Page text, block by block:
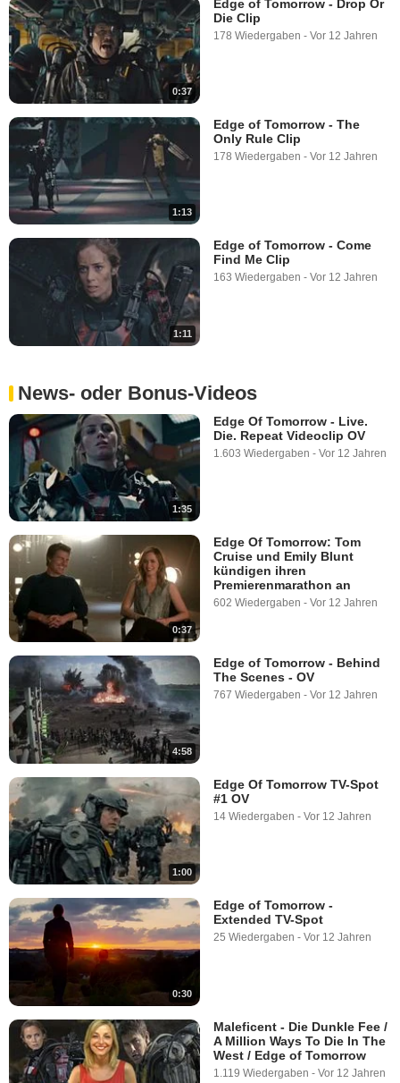
2:00
0:37
Edge of Tomorrow - Drop Or
Die Clip
178 Wiedergaben - Vor 12 Jahren
1:13
Edge of Tomorrow - The
Only Rule Clip
178 Wiedergaben - Vor 12 Jahren
1:11
Edge of Tomorrow - Come
Find Me Clip
163 Wiedergaben - Vor 12 Jahren
News- oder Bonus-Videos
1:35
Edge Of Tomorrow - Live.
Die. Repeat Videoclip OV
1.603 Wiedergaben - Vor 12 Jahren
0:37
Edge Of Tomorrow: Tom
Cruise und Emily Blunt
kündigen ihren
Premierenmarathon an
602 Wiedergaben - Vor 12 Jahren
4:58
Edge of Tomorrow - Behind
The Scenes - OV
767 Wiedergaben - Vor 12 Jahren
1:00
Edge Of Tomorrow TV-Spot
#1 OV
14 Wiedergaben - Vor 12 Jahren
0:30
Edge of Tomorrow -
Extended TV-Spot
25 Wiedergaben - Vor 12 Jahren
Maleficent - Die Dunkle Fee /
A Million Ways To Die In The
West / Edge of Tomorrow
1.119 Wiedergaben - Vor 12 Jahren